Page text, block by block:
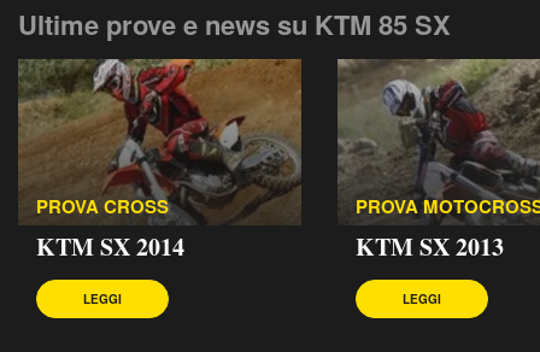
Ultime prove e news su KTM 85 SX
PROVA CROSS
KTM SX 2014
LEGGI
PROVA
KTM SX 2013
LEGGI